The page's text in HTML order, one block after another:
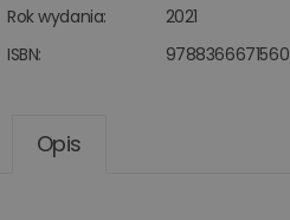
Rok wydania:
2021
ISBN:
9788366671560
Opis